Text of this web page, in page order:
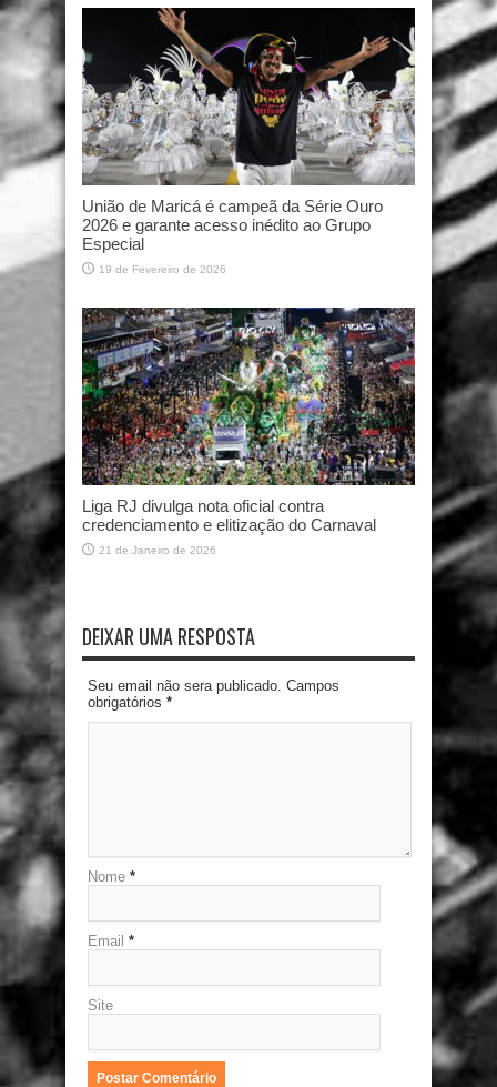
União de Maricá é campeã da Série Ouro
2026 e garante acesso inédito ao Grupo
Especial
19 de Fevereiro de 2026
Liga RJ divulga nota oficial contra
credenciamento e elitização do Carnaval
21 de Janeiro de 2026
DEIXAR UMA RESPOSTA
Seu email não sera publicado. Campos
obrigatórios *
Nome *
Email *
Site